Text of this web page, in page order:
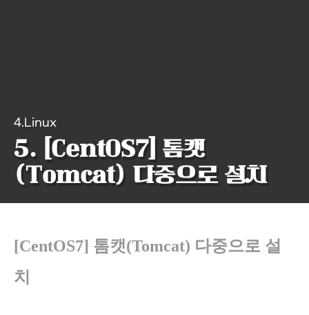
4.Linux
5. [CentOS7] 톰캣
(Tomcat) 다중으로 설치
[CentOS7] 톰캣(Tomcat) 다중으로 설
치